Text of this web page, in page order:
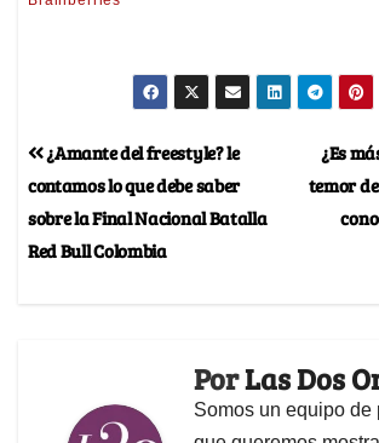
¿Es
temor
¿Amante del freestyle? le
contamos lo que debe saber
sobre la Final Nacional Batalla
Red Bull Colombia
PorLas Dos
Somos un equipo de